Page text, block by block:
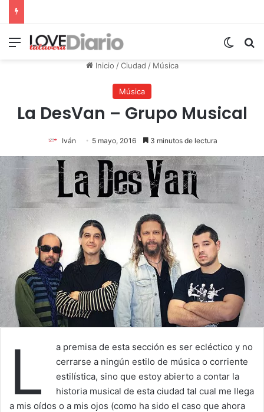
Menú
Inicio / Ciudad / Música
Música
La DesVan – Grupo Musical
Iván 5 mayo, 2016 3 minutos de lectura
L
a premisa de esta sección es ser ecléctico y no
cerrarse a ningún estilo de música o corriente
estilística, sino que estoy abierto a contar la
historia musical de esta ciudad tal cual me llega
a mis oídos o a mis ojos (como ha sido el caso que ahora